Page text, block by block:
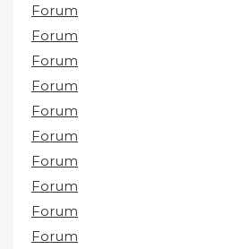
Forum
Forum
Forum
Forum
Forum
Forum
Forum
Forum
Forum
Forum